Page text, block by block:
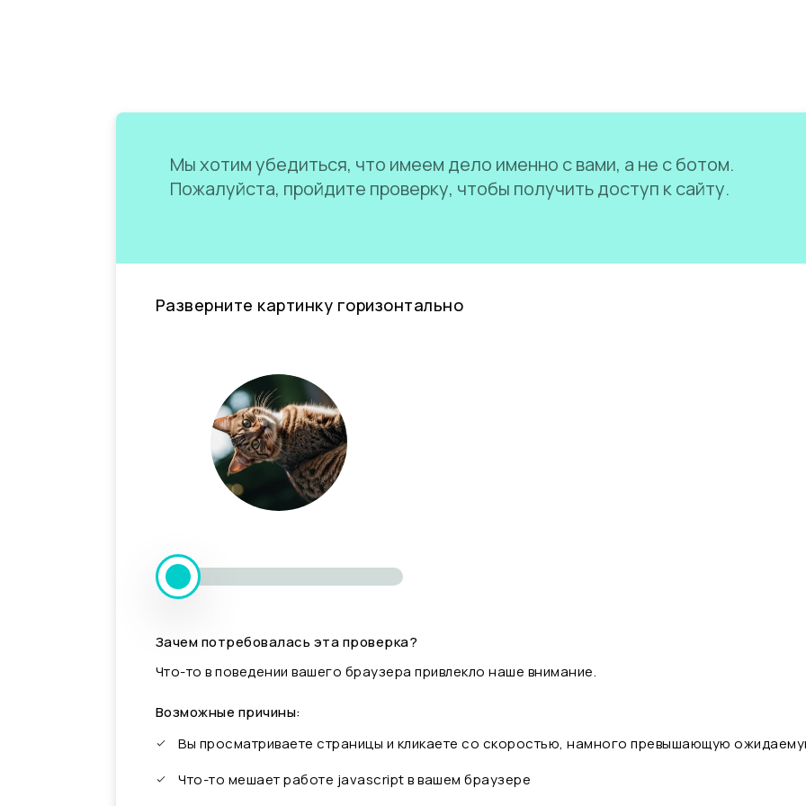
Мы хотим убедиться, что имеем дело именно с вами, а не с ботом.
Пожалуйста, пройдите проверку, чтобы получить доступ к сайту.
Разверните картинку горизонтально
Зачем потребовалась эта проверка?
Что-то в поведении вашего браузера привлекло наше внимание.
Возможные причины:
Вы просматриваете страницы и кликаете со скоростью, намного превышающую
Что-то мешает работе javascript в вашем браузере